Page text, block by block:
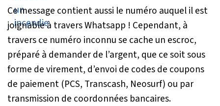
Ce message contient aussi le numéro auquel il est
joignable à travers Whatsapp ! Cependant, à
travers ce numéro inconnu se cache un escroc,
préparé à demander de l’argent, que ce soit sous
forme de virement, d’envoi de codes de coupons
de paiement (PCS, Transcash, Neosurf) ou par
transmission de coordonnées bancaires.